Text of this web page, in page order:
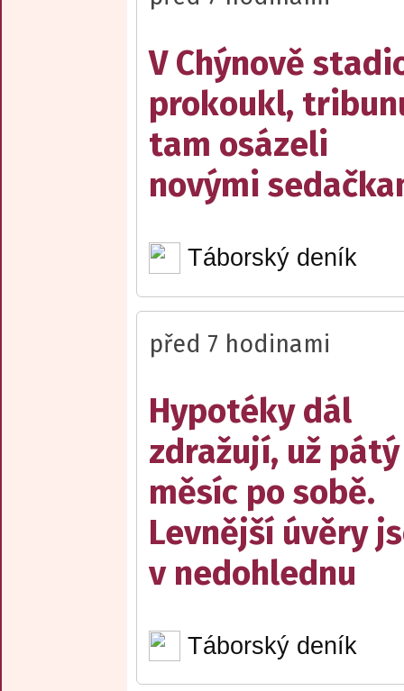
V Chýnově
prokoukl,
tam osázeli
novými
Táborský deník
před 7 hodinami
Hypotéky dál
zdražují, už pátý
měsíc po sobě.
Levnější úvěry
v nedohlednu
Táborský deník